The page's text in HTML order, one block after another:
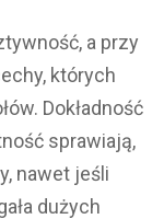
a przy
których
Dokładność
sprawiają,
nawet jeśli
dużych